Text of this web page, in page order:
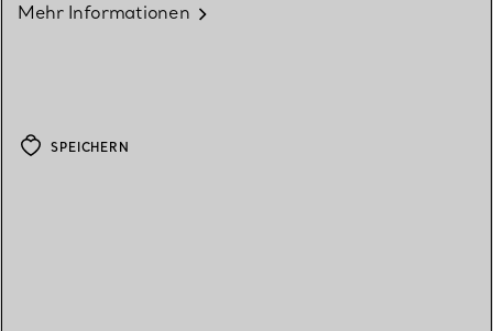
Mehr Informationen
SPEICHERN